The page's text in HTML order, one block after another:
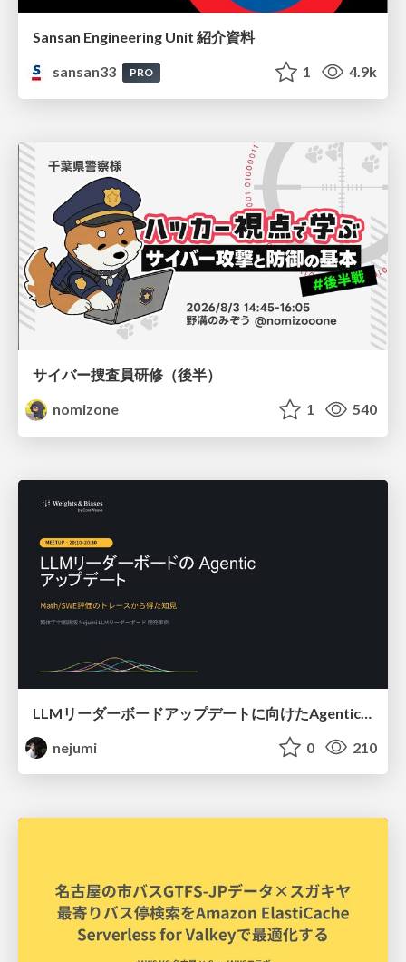
Sansan Engineering Unit 紹介資料
sansan33
PRO 1 4.9k
サイバー捜査員研修（後半）
nomizone
1 540
nejumi
0 210